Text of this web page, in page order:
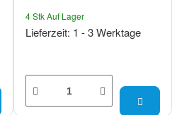
4 Stk Auf Lager
Lieferzeit: 1 - 3 Werktage